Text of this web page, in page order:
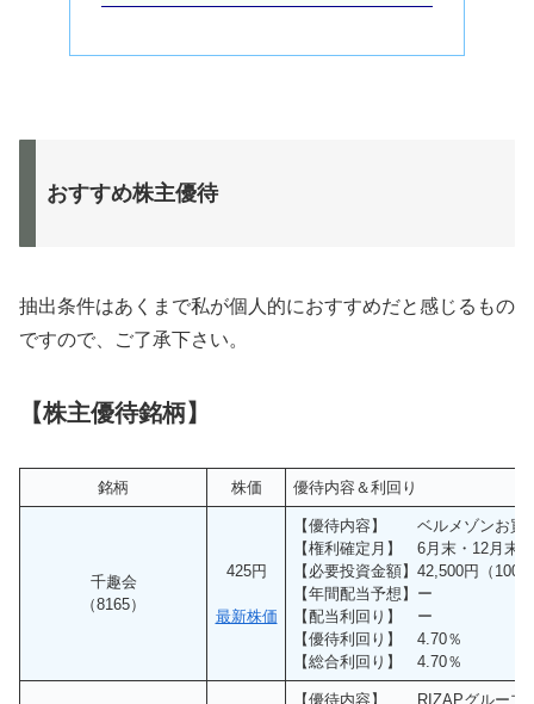
おすすめ株主優待
抽出条件はあくまで私が個人的におすすめだと感じるもの
ですので、ご了承下さい。
【株主優待銘柄】
銘柄 株価 優待内容＆利回り
千趣会
（8165）
425円
最新株価
【優待内容】 ベルメゾンお買
【権利確定月】 6月末・12月末
【必要投資金額】42,500円（100
【年間配当予想】ー
【配当利回り】 ー
【優待利回り】 4.70％
【総合利回り】 4.70％
【優待内容】 RIZAPグループ